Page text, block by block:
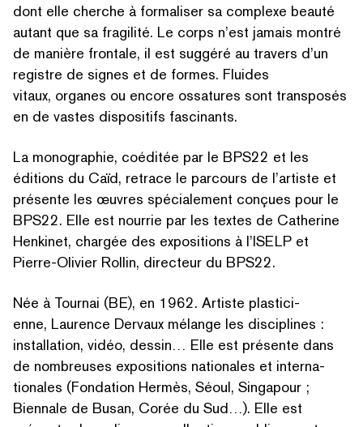
dont elle cherche à formaliser sa complexe beauté
autant que sa fragilité. Le corps n’est jamais montré
de manière frontale, il est suggéré au travers d’un
registre de signes et de formes. Fluides
vitaux, organes ou encore ossatures sont transposés
en de vastes dispositifs fascinants.
La monographie, coéditée par le BPS22 et les
éditions du Caïd, retrace le parcours de l’artiste et
présente les œuvres spé­ciale­ment conçues pour le
BPS22. Elle est nourrie par les textes de Catherine
Henkinet, chargée des expositions à l’ISELP et
Pierre-Olivier Rollin, directeur du BPS22.
Née à Tournai (BE), en 1962. Artiste plas­ti­ci­
enne, Laurence Dervaux mélange les disciplines :
instal­la­tion, vidéo, dessin… Elle est présente dans
de nombreuses expositions nationales et inter­na­
tionales (Fondation Hermès, Séoul, Singapour ;
Biennale de Busan, Corée du Sud…). Elle est